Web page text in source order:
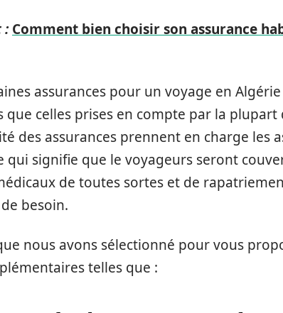
: Comment bien choisir son assurance
assurances pour un voyage en
celles prises en compte par la plupart
des assurances prennent en charge les
qui signifie que le voyageurs seront
de toutes sortes et de
besoin.
nous avons sélectionné pour vous
telles que :